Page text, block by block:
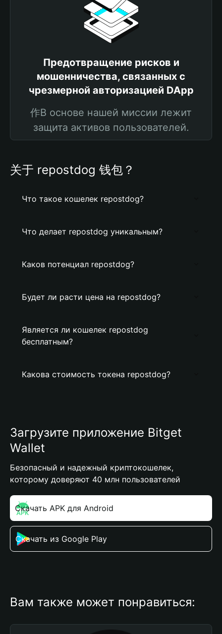
Предотвращение рисков и
мошенничества, связанных с
чрезмерной авторизацией DApp
作В основе нашей миссии лежит
защита активов пользователей.
关于 repostdog 钱包？
Что такое кошелек repostdog?
Что делает repostdog уникальным?
Каков потенциал repostdog?
Будет ли расти цена на repostdog?
Является ли кошелек repostdog
бесплатным?
Какова стоимость токена repostdog?
Загрузите приложение Bitget
Wallet
Безопасный и надежный криптокошелек,
которому доверяют 40 млн пользователей
Скачать APK для Android
Скачать из Google Play
Вам также может понравиться: